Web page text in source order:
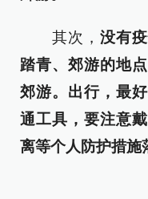
其次， 没有
踏青、郊游的地
郊游。出行，最
通工具，要注意
离等个人防护措施